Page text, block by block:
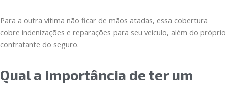
Para a outra vítima não ficar de mãos atadas, essa cobertura
cobre indenizações e reparações para seu veículo, além do próprio
contratante do seguro.
Qual a importância de ter um